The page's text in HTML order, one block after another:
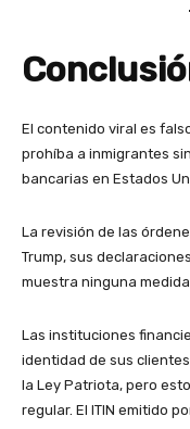
El contenido viral es
prohíba a inmigrantes
bancarias en Estados
La revisión de las
Trump, sus
muestra ninguna
Las instituciones
identidad de sus
la Ley Patriota, pero
regular. El ITIN emitido